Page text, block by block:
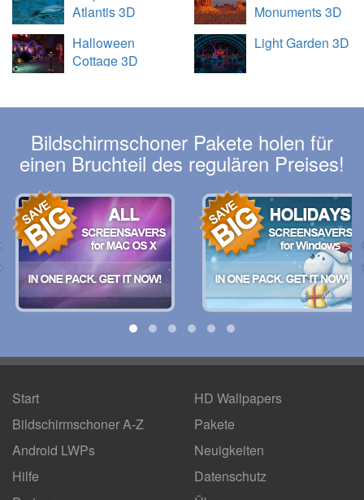
Atlantis 3D
Monuments 3D
Halloween
Cottage 3D
Light Garden 3D
Bildschirmschoner Pakete holen für
einen Bruchteil des regulären Preises!
Start
Bildschirmschoner A-Z
Android LWPs
HD Wallpapers
Pakete
Neuigkeiten
Hilfe
Datenschutz